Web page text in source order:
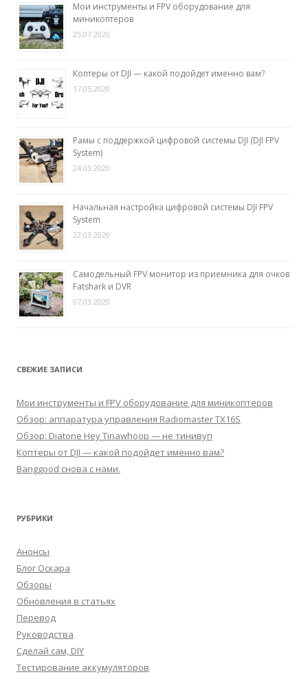
Мои инструменты и FPV оборудование для
миникоптеров
25.07.2020
Коптеры от DJI — какой подойдет именно вам?
17.05.2020
Рамы с поддержкой цифровой системы DJI (DJI FPV
System)
24.03.2020
Начальная настройка цифровой системы DJI FPV
System
22.03.2020
Самодельный FPV монитор из приемника для очков
Fatshark и DVR
07.03.2020
СВЕЖИЕ ЗАПИСИ
Мои инструменты и FPV оборудование для миникоптеров
Обзор: аппаратура управления Radiomaster TX16S
Обзор: Diatone Hey Tinawhoop — не тинивуп
Коптеры от DJI — какой подойдет именно вам?
Banggood снова с нами.
РУБРИКИ
Анонсы
Блог Оскара
Обзоры
Обновления в статьях
Перевод
Руководства
Сделай сам, DIY
Тестирование аккумуляторов